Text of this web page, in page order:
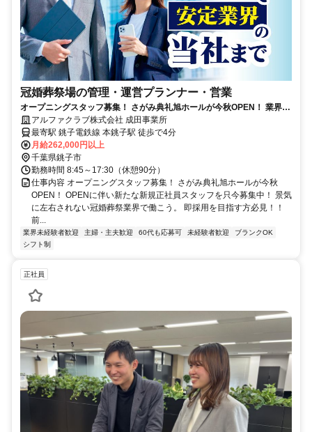
冠婚葬祭場の管理・運営プランナー・営業
オープニングスタッフ募集！ さがみ典礼旭ホールが今秋OPEN！ 業界未
経験者・シニアOK
アルファクラブ株式会社 成田事業所
最寄駅 銚子電鉄線 本銚子駅 徒歩で4分
月給262,000円以上
千葉県銚子市
勤務時間 8:45～17:30（休憩90分）
仕事内容 オープニングスタッフ募集！ さがみ典礼旭ホールが今秋
OPEN！ OPENに伴い新たな新規正社員スタッフを只今募集中！ 景気
に左右されない冠婚葬祭業界で働こう。 即採用を目指す方必見！！
前...
業界未経験者歓迎 主婦・主夫歓迎 60代も応募可 未経験者歓迎
ブランクOK
シフト制
正社員